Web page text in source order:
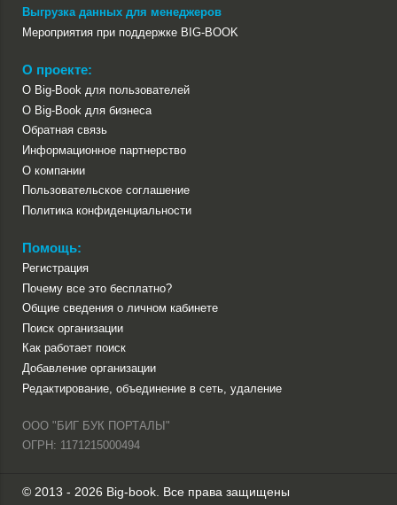
Выгрузка данных для менеджеров
Мероприятия при поддержке BIG-BOOK
О проекте:
О Big-Book для пользователей
О Big-Book для бизнеса
Обратная связь
Информационное партнерство
О компании
Пользовательское соглашение
Политика конфиденциальности
Помощь:
Регистрация
Почему все это бесплатно?
Общие сведения о личном кабинете
Поиск организации
Как работает поиск
Добавление организации
Редактирование, объединение в сеть, удаление
ООО "БИГ БУК ПОРТАЛЫ"
ОГРН: 1171215000494
© 2013 - 2026 Big-book. Все права защищены